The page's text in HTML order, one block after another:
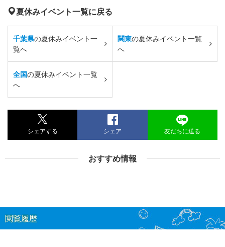
夏休みイベント一覧に戻る
千葉県の夏休みイベント一
覧へ
関東の夏休みイベント一覧
へ
全国の夏休みイベント一覧
へ
シェアする シェア 友だちに送る
おすすめ情報
閲覧履歴